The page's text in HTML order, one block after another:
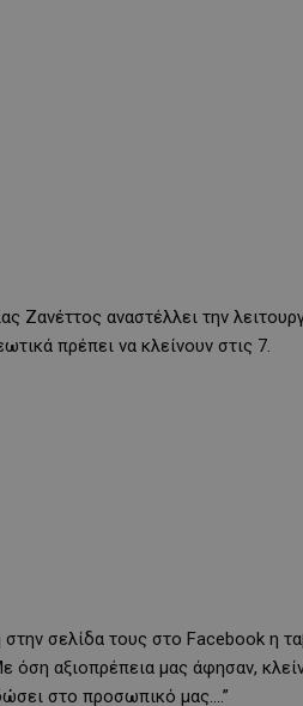
Ζανέττος αναστέλλει την
πρέπει να κλείνουν στις 7.
σελίδα τους στο Facebook η
όση αξιοπρέπεια μας άφησαν,
στο προσωπικό μας….”